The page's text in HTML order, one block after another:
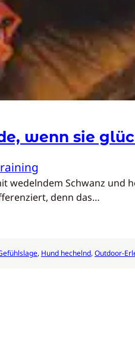
wenn sie
wedelndem Schwanz und
denn das…
, Hund hechelnd, Outdoor-